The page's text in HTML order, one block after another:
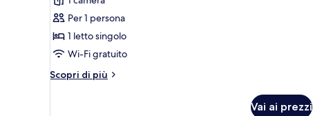
singola
Per 1 persona
1 letto singolo
Wi-Fi gratuito
Scopri di più
Altri
Vai ai prezzi